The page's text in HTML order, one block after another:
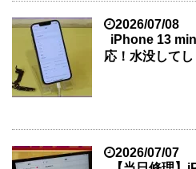
2026/07/08
iPhone 13
応！水没して
2026/07/07